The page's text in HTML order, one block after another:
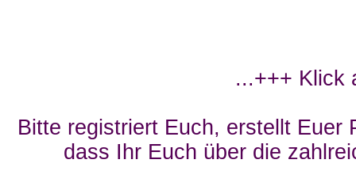
...+++ Klick
Bitte registriert Euch, erstellt Euer
dass Ihr Euch über die